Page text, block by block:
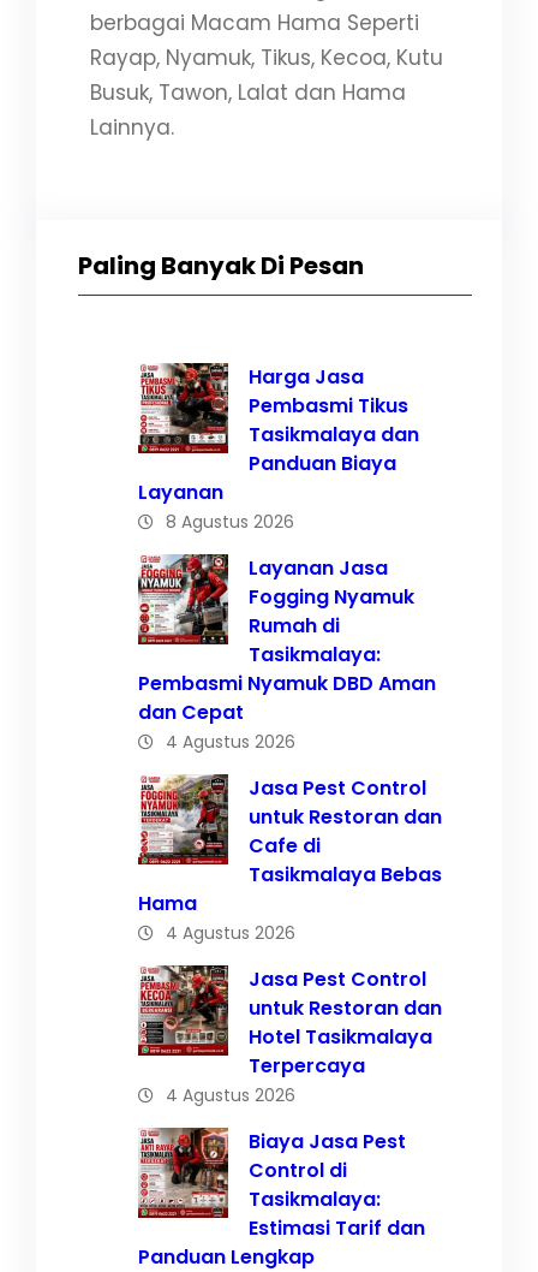
berbagai Macam Hama Seperti
Rayap, Nyamuk, Tikus, Kecoa, Kutu
Busuk, Tawon, Lalat dan Hama
Lainnya.
Paling Banyak Di Pesan
Harga Jasa
Pembasmi Tikus
Tasikmalaya dan
Panduan Biaya
Layanan
8 Agustus 2026
Layanan Jasa
Fogging Nyamuk
Rumah di
Tasikmalaya:
Pembasmi Nyamuk DBD Aman
dan Cepat
4 Agustus 2026
Jasa Pest Control
untuk Restoran dan
Cafe di
Tasikmalaya Bebas
Hama
4 Agustus 2026
Jasa Pest Control
untuk Restoran dan
Hotel Tasikmalaya
Terpercaya
4 Agustus 2026
Biaya Jasa Pest
Control di
Tasikmalaya:
Estimasi Tarif dan
Panduan Lengkap